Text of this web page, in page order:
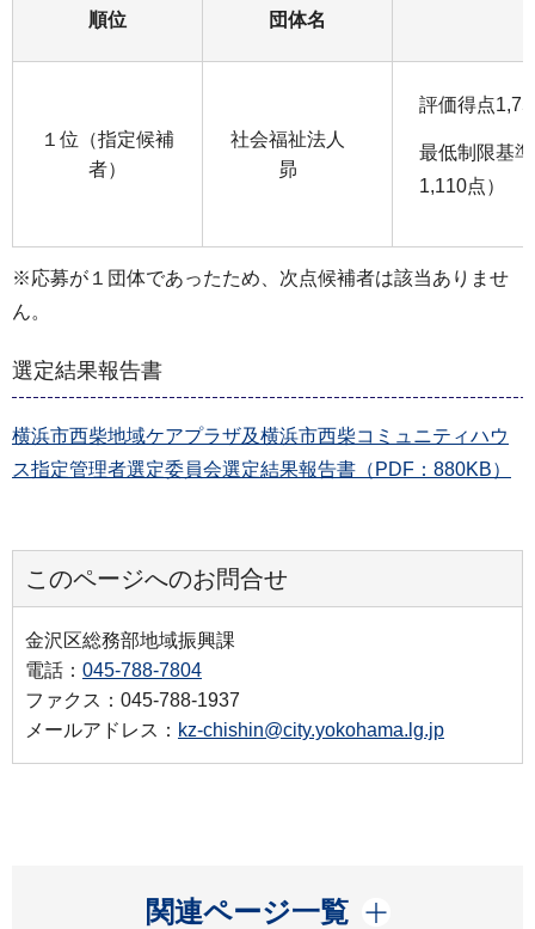
順位 団体名
１位（指定候補
者）
社会福祉法人
昴
評価得点
最低制限基
1,110点）
※応募が１団体であったため、次点候補者は該当ありませ
ん。
選定結果報告書
横浜市西柴地域ケアプラザ及横浜市西柴コミュニティハウ
ス指定管理者選定委員会選定結果報告書（PDF：880KB）
このページへのお問合せ
金沢区総務部地域振興課
電話： 045-788-7804
ファクス：045-788-1937
メールアドレス： kz-chishin@city.yokohama.lg.jp
関連ページ一覧
開く